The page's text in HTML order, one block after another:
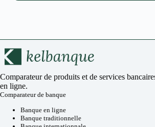
Comparateur de produits et de services
en ligne.
Comparateur de banque
Banque en ligne
Banque traditionnelle